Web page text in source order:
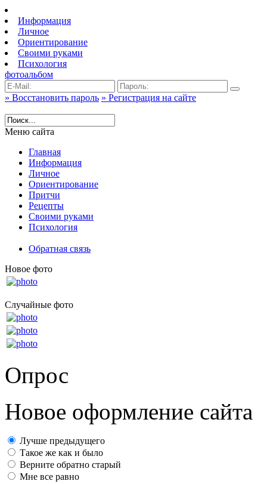
Информация
Личное
Ориентирование
Своими руками
Психология
фотоальбом
» Восстановить пароль » Регистрация на сайте
Меню сайта
Главная
Информация
Личное
Ориентирование
Притчи
Рецепты
Своими руками
Психология
Обратная связь
Новое фото
Случайные фото
Опрос
Новое оформление сайта
Лучше предыдущего
Такое же как и было
Верните обратно старый
Мне все равно